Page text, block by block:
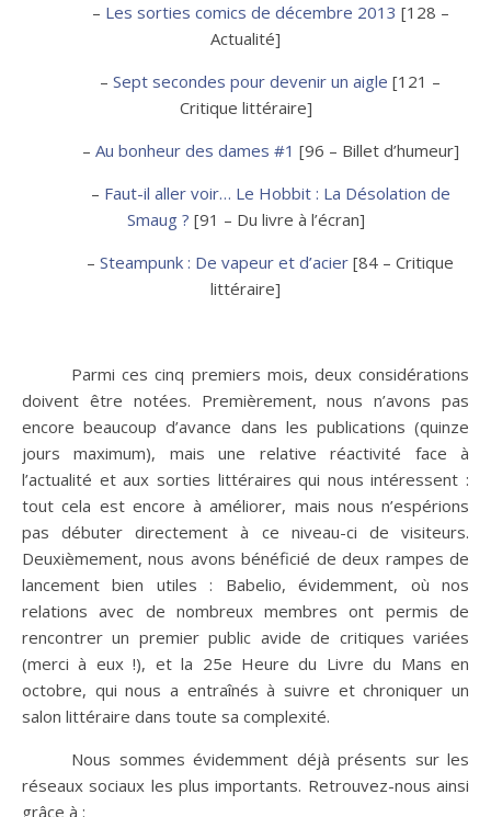
– Les sorties comics de décembre 2013 [128 –
Actualité]
– Sept secondes pour devenir un aigle [121 –
Critique littéraire]
– Au bonheur des dames #1 [96 – Billet d’humeur]
– Faut-il aller voir… Le Hobbit : La Désolation de
Smaug ? [91 – Du livre à l’écran]
– Steampunk : De vapeur et d’acier [84 – Critique
littéraire]
Parmi ces cinq premiers mois, deux considérations
doivent être notées. Premièrement, nous n’avons pas
encore beaucoup d’avance dans les publications (quinze
jours maximum), mais une relative réactivité face à
l’actualité et aux sorties littéraires qui nous intéressent :
tout cela est encore à améliorer, mais nous n’espérions
pas débuter directement à ce niveau-ci de visiteurs.
Deuxièmement, nous avons bénéficié de deux rampes de
lancement bien utiles : Babelio, évidemment, où nos
relations avec de nombreux membres ont permis de
rencontrer un premier public avide de critiques variées
(merci à eux !), et la 25e Heure du Livre du Mans en
octobre, qui nous a entraînés à suivre et chroniquer un
salon littéraire dans toute sa complexité.
Nous sommes évidemment déjà présents sur les
réseaux sociaux les plus importants. Retrouvez-nous ainsi
grâce à :